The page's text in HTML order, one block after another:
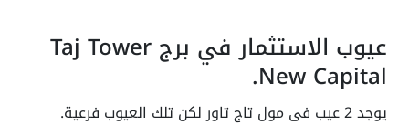
عيوب الاستثمار في برج Taj Tower
New Capital.
يوجد 2 عيب فى مول تاج تاور لكن تلك العيوب فرعية.